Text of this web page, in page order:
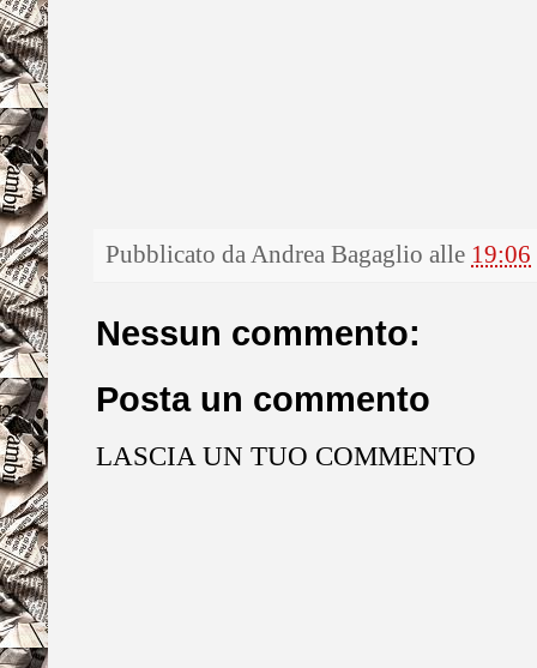
Pubblicato da Andrea Bagaglio alle 19:06
Nessun commento:
Posta un commento
LASCIA UN TUO COMMENTO